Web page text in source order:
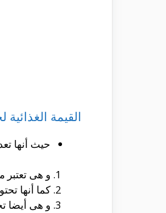
القيمة
حيث أنها
و هى تعتبر من
كما أنها تحتوى
و هى أيضا تحتوى